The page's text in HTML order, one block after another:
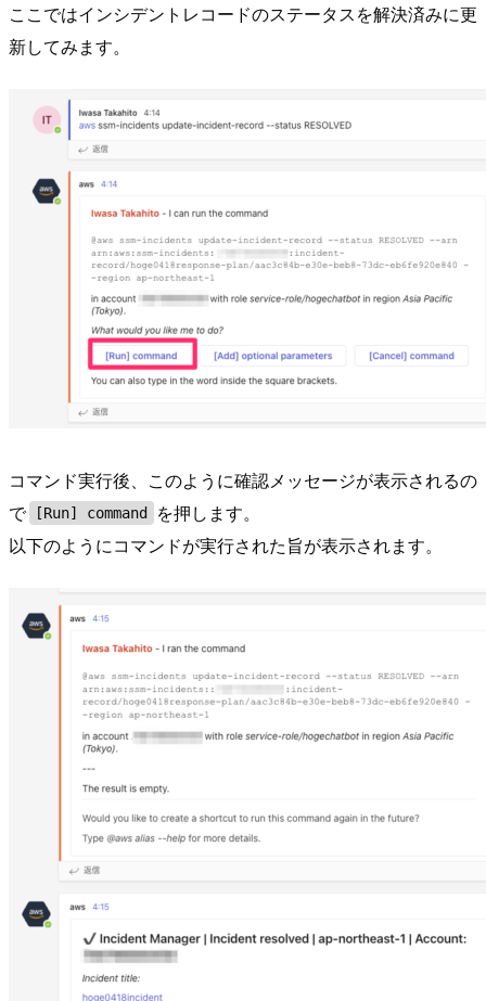
ここではインシデントレコードのステータスを解決済みに更
新してみます。
コマンド実行後、このように確認メッセージが表示されるの
で
[Run] command
を押します。
以下のようにコマンドが実行された旨が表示されます。